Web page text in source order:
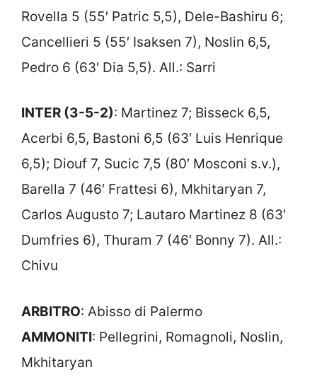
Rovella 5 (55′ Patric 5,5), Dele-Bashiru 6;
Cancellieri 5 (55′ Isaksen 7), Noslin 6,5,
Pedro 6 (63′ Dia 5,5). All.: Sarri
INTER (3-5-2): Martinez 7; Bisseck 6,5,
Acerbi 6,5, Bastoni 6,5 (63′ Luis Henrique
6,5); Diouf 7, Sucic 7,5 (80′ Mosconi s.v.),
Barella 7 (46′ Frattesi 6), Mkhitaryan 7,
Carlos Augusto 7; Lautaro Martinez 8 (63′
Dumfries 6), Thuram 7 (46′ Bonny 7). All.:
Chivu
ARBITRO: Abisso di Palermo
AMMONITI: Pellegrini, Romagnoli, Noslin,
Mkhitaryan